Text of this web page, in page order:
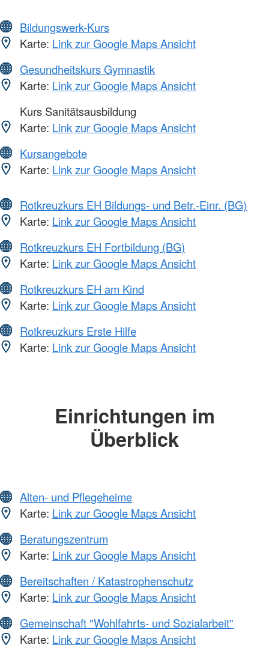
Bildungswerk-Kurs
Karte: Link zur Google Maps Ansicht
Gesundheitskurs Gymnastik
Karte: Link zur Google Maps Ansicht
Kurs Sanitätsausbildung
Karte: Link zur Google Maps Ansicht
Kursangebote
Karte: Link zur Google Maps Ansicht
Rotkreuzkurs EH Bildungs- und Betr.-Einr. (BG)
Karte: Link zur Google Maps Ansicht
Rotkreuzkurs EH Fortbildung (BG)
Karte: Link zur Google Maps Ansicht
Rotkreuzkurs EH am Kind
Karte: Link zur Google Maps Ansicht
Rotkreuzkurs Erste Hilfe
Karte: Link zur Google Maps Ansicht
Einrichtungen im
Überblick
Alten- und Pflegeheime
Karte: Link zur Google Maps Ansicht
Beratungszentrum
Karte: Link zur Google Maps Ansicht
Bereitschaften / Katastrophenschutz
Karte: Link zur Google Maps Ansicht
Gemeinschaft "Wohlfahrts- und Sozialarbeit"
Karte: Link zur Google Maps Ansicht